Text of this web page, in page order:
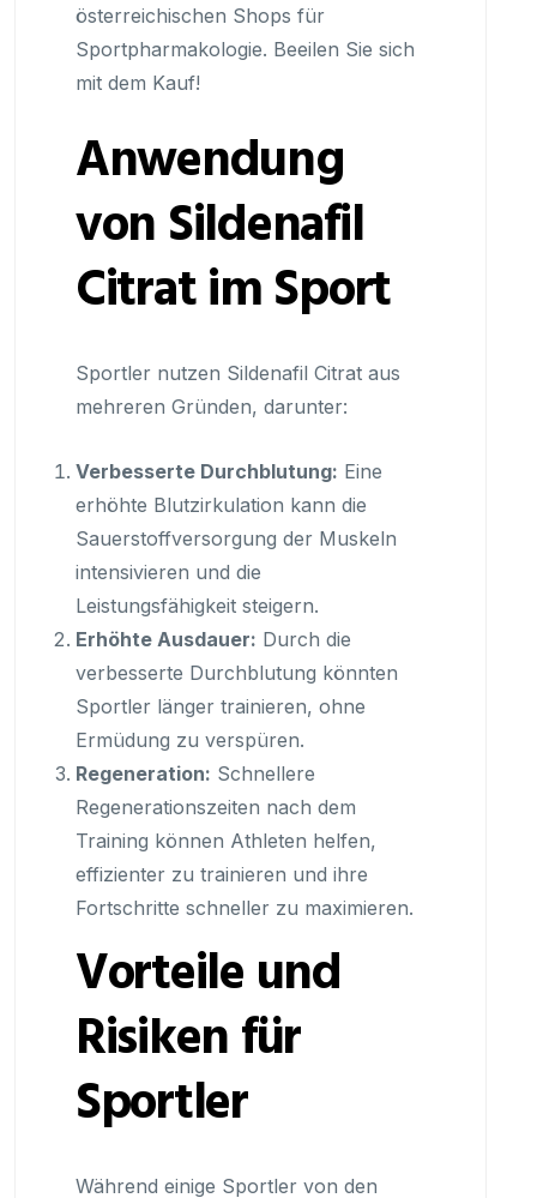
österreichischen Shops für
Sportpharmakologie. Beeilen Sie sich
mit dem Kauf!
Anwendung
von Sildenafil
Citrat im Sport
Sportler nutzen Sildenafil Citrat aus
mehreren Gründen, darunter:
Verbesserte Durchblutung: Eine
erhöhte Blutzirkulation kann die
Sauerstoffversorgung der Muskeln
intensivieren und die
Leistungsfähigkeit steigern.
Erhöhte Ausdauer: Durch die
verbesserte Durchblutung könnten
Sportler länger trainieren, ohne
Ermüdung zu verspüren.
Regeneration: Schnellere
Regenerationszeiten nach dem
Training können Athleten helfen,
effizienter zu trainieren und ihre
Fortschritte schneller zu maximieren.
Vorteile und
Risiken für
Sportler
Während einige Sportler von den